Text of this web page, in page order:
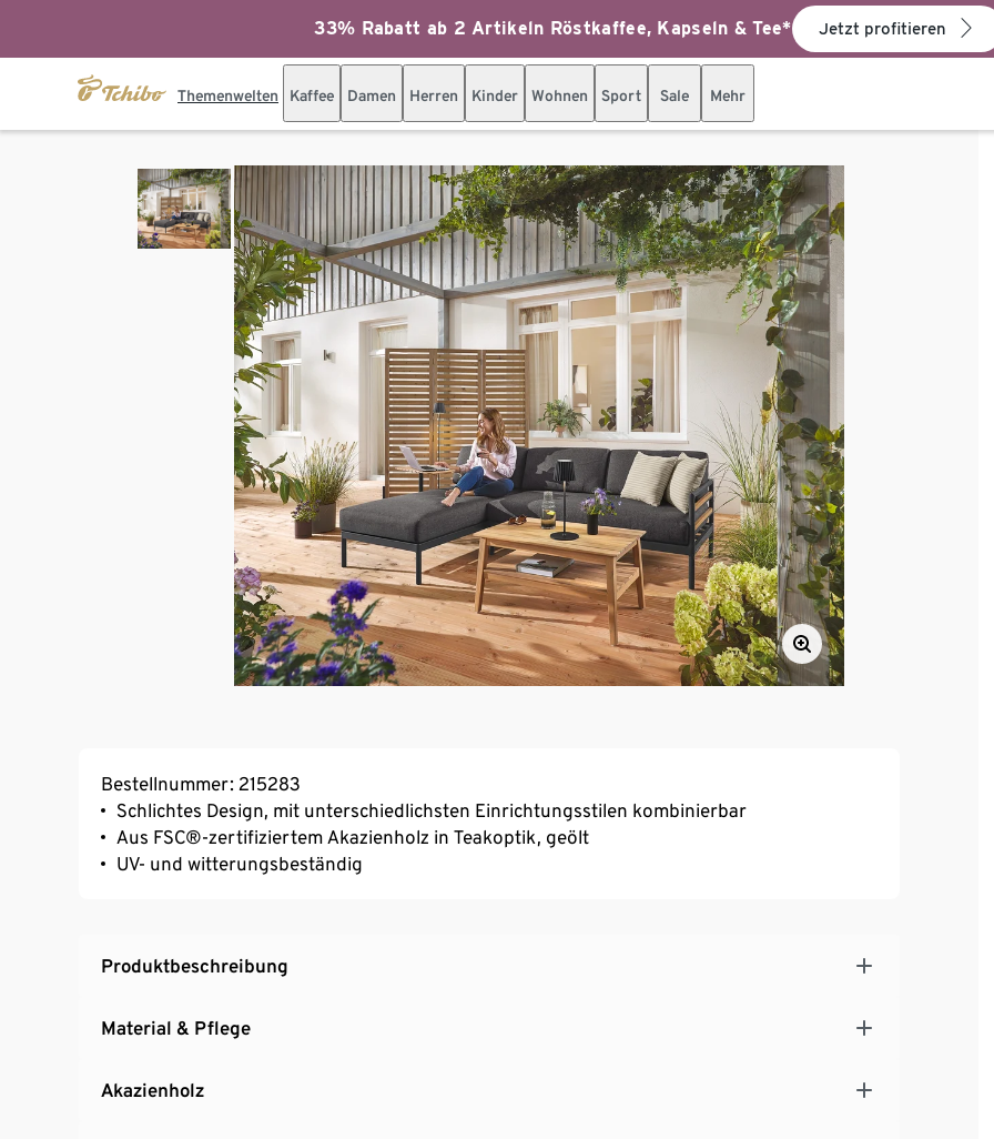
33% Rabatt ab 2 Artikeln Röstkaffee, Kapseln & Tee* Jetzt profitieren
Themenwelten Kaffee Damen Herren Kinder Wohnen Sport Sale Mehr
Bestellnummer: 215283
Schlichtes Design, mit unterschiedlichsten Einrichtungsstilen kombinierbar
Aus FSC®-zertifiziertem Akazienholz in Teakoptik, geölt
UV- und witterungsbeständig
Produktbeschreibung
Material & Pflege
Akazienholz